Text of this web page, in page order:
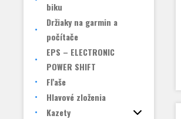
biku
Držiaky na garmin a
počítače
EPS – ELECTRONIC
POWER SHIFT
Fľaše
Hlavové zloženia
Kazety